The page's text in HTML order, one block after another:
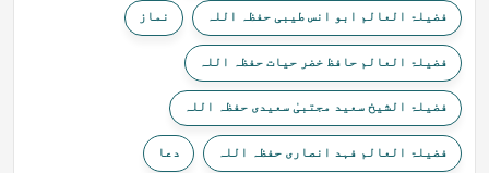
فضیلۃ العالم ابو انس طیبی حفظہ اللہ نماز
فضیلۃ العالم حافظ خضر حیات حفظہ اللہ
فضیلۃ الشیخ سعید مجتبیٰ سعیدی حفظہ اللہ
فضیلۃ العالم فہد انصاری حفظہ اللہ دعا